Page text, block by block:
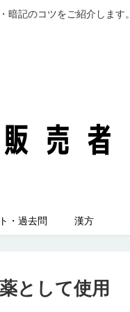
暗記のコツをご紹介します
・過去問 漢方
として使用